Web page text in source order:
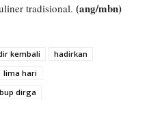
tradisional. (ang/mbn)
kembali
hadirkan
lima hari
dirga